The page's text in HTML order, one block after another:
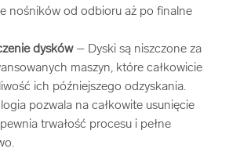
nośników od odbioru aż po finalne
dysków– Dyski są niszczone za
maszyn, które całkowicie
ich późniejszego odzyskania.
pozwala na całkowite usunięcie
trwałość procesu i pełne